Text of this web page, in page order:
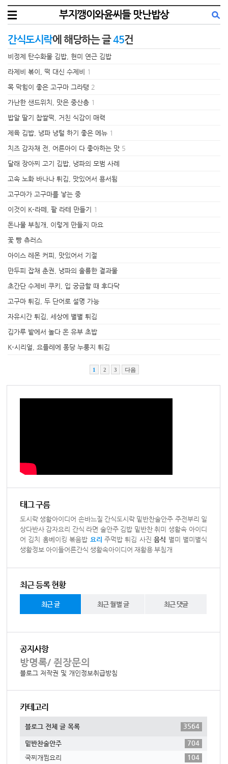
부지깽이와윤씨들 맛난밥상
간식도시락에 해당하는 글45건
비정제 탄수화물 김밥, 현미 연근 김밥
라제비 볶이, 떡 대신 수제비
1
목 막힘이 좋은 고구마 그라탱 2
가난한 샌드위치, 맛은 중산층 1
밥알 딸기 찹쌀떡, 거친 식감이 매력
제육 김밥, 냉파 냉털 하기 좋은 메뉴 1
치즈 감자채 전, 어른아이 다 좋아하는 맛 5
달래 장아찌 고기 김밥, 냉파의 모범 사례
고속 노화 바나나 튀김, 맛있어서 용서됨
고구마가 고구마를 낳는 중
이것이 K-라떼, 팥 라테 만들기
1
돈나물 부침개, 이렇게 만들지 마요
꽃 빵 츄러스
아이스 레몬 커피, 맛있어서 기절
만두피 잡채 춘권, 냉파의 훌륭한 결과물
초간단 수제비 쿠키, 입 궁금할 때 후다닥
고구마 튀김, 두 단어로 설명 가능
자유시간 튀김, 세상에 별별 튀김
김가루 밭에서 놀다 온 유부 초밥
K-시리얼, 요플레에 퐁당 누룽지 튀김
1 2 3 다음
태그 구름
도시락 생활아이디어 손바느질 간식도시락 밑반찬술안주 주전부리 일
상다반사 감자요리 간식 라면 술안주 김밥 밑반찬 취미 생활속 아이디
어 김치 홈베이킹 볶음밥 요리 주먹밥 튀김 사진 음식 별미 별미별식
생활정보 아이들어른간식 생활속아이디어 재활용 부침개
최근 등록 현황
최근 글 최근 월별 글 최근 댓글
공지사항
방명록/ 쥔장문의
블로그 저작권 및 개인정보취급방침
카테고리
블로그 전체 글 목록 3564
밑반찬술안주
704
국찌개찜요리
104